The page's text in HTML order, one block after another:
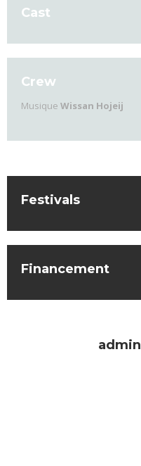
Cast
Crew
Musique Wissan Hojeij
Festivals
Financement
admin